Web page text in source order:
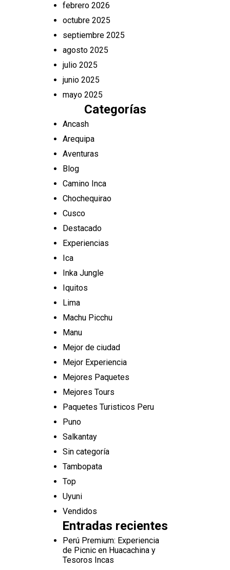
febrero 2026
octubre 2025
septiembre 2025
agosto 2025
julio 2025
junio 2025
mayo 2025
Categorías
Ancash
Arequipa
Aventuras
Blog
Camino Inca
Chochequirao
Cusco
Destacado
Experiencias
Ica
Inka Jungle
Iquitos
Lima
Machu Picchu
Manu
Mejor de ciudad
Mejor Experiencia
Mejores Paquetes
Mejores Tours
Paquetes Turisticos Peru
Puno
Salkantay
Sin categoría
Tambopata
Top
Uyuni
Vendidos
Entradas recientes
Perú Premium: Experiencia
de Picnic en Huacachina y
Tesoros Incas